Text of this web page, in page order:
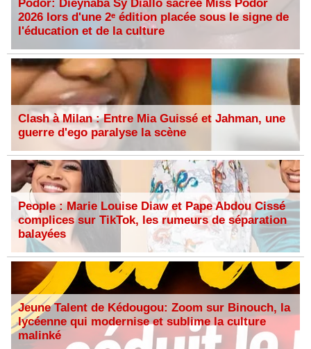
Podor: Dieynaba Sy Diallo sacrée Miss Podor
2026 lors d'une 2ᵉ édition placée sous le signe de
l'éducation et de la culture
Clash à Milan : Entre Mia Guissé et Jahman, une
guerre d'ego paralyse la scène
People : Marie Louise Diaw et Pape Abdou Cissé
complices sur TikTok, les rumeurs de séparation
balayées
Jeune Talent de Kédougou: Zoom sur Binouch, la
lycéenne qui modernise et sublime la culture
malinké